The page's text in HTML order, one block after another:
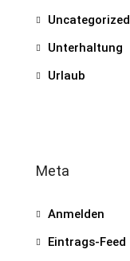
Uncategorized
Unterhaltung
Urlaub
Meta
Anmelden
Eintrags-Feed